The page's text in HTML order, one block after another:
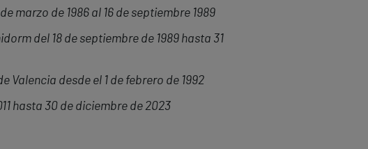
marzo de 1986 al 16 de septiembre 1989
del 18 de septiembre de 1989 hasta 31
desde el 1 de febrero de 1992
hasta 30 de diciembre de 2023